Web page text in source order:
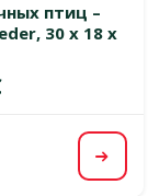
птиц –
30 x 18 x